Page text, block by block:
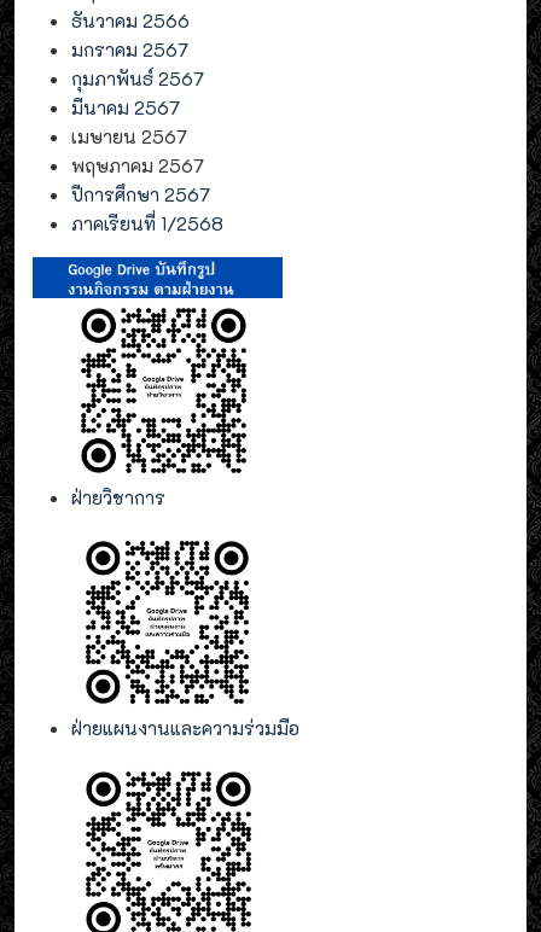
ธันวาคม 2566
มกราคม 2567
กุมภาพันธ์ 2567
มีนาคม 2567
เมษายน 2567
พฤษภาคม 2567
ปีการศึกษา 2567
ภาคเรียนที่ 1/2568
ฝ่ายวิชาการ
ฝ่ายแผนงานและความร่วมมือ